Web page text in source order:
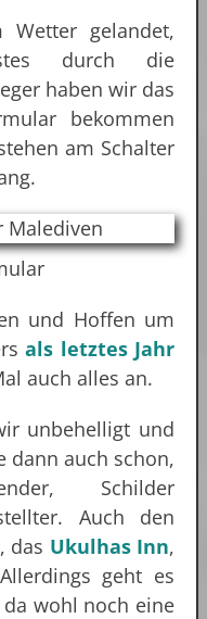
Wetter gelandet,
durch die
haben wir das
bekommen
am Schalter
und Hoffen um
als letztes Jahr
auch alles an.
unbehelligt und
dann auch schon,
Schilder
Auch den
das Ukulhas Inn,
geht es
wohl noch eine